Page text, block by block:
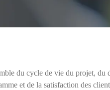
du cycle de vie du projet,
et de la satisfaction des